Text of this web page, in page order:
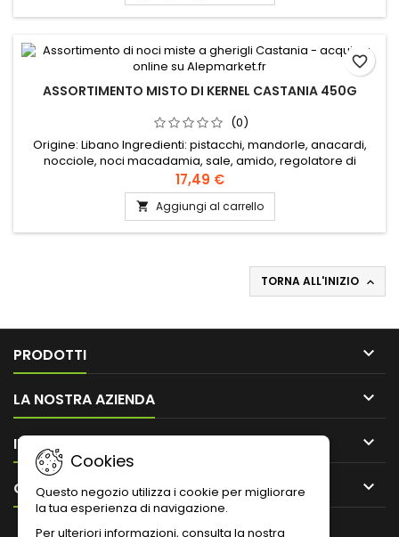
ASSORTIMENTO MISTO DI KERNEL CASTANIA 450G
(0)
Origine: Libano Ingredienti: pistacchi, mandorle, anacardi,
nocciole, noci macadamia, sale, amido, regolatore di
acidità: E330, farina di frumento, zucchero, olio vegetale
(cocco), aroma affumicato
17,49 €
 Aggiungi al carrello
favorite_border
TORNA ALL'INIZIO 
PRODOTTI 
LA NOSTRA AZIENDA 
IL TUO ACCOUNT 
CONTATTO 
Cookies
Questo negozio utilizza i cookie per migliorare
la tua esperienza di navigazione.
Per ulteriori informazioni, consulta la nostra